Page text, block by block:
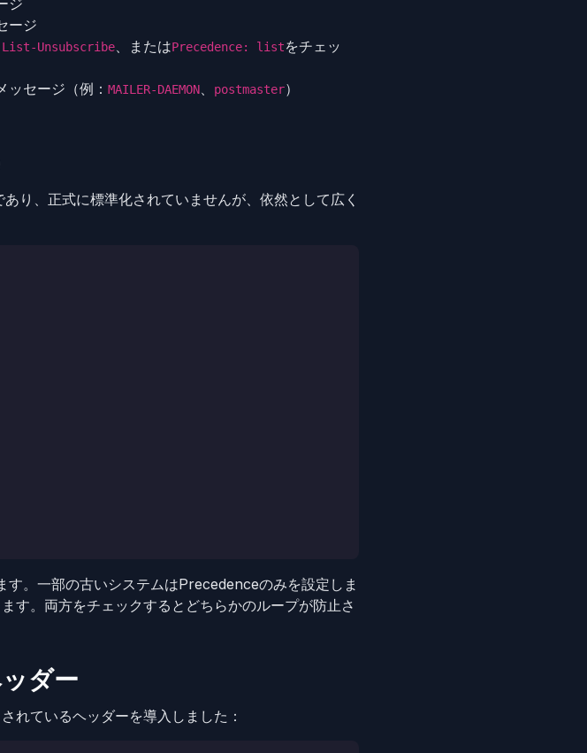
ジ
ージ
List-Unsubscribe、またはPrecedence: listをチェッ
セージ（例： MAILER-DAEMON、 postmaster）
り、正式に標準化されていませんが、依然として広く
。一部の古いシステムはPrecedenceのみを設定しま
。両方をチェックするとどちらかのループが防止さ
ダー
れているヘッダーを導入しました：